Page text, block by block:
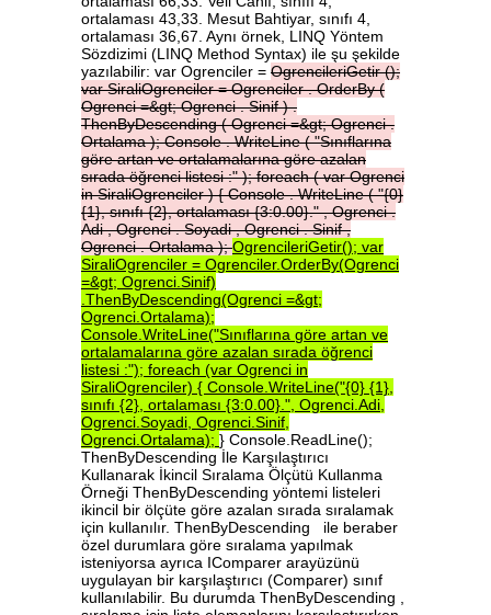
ortalaması 43,33. Mesut Bahtiyar, sınıfı 4,
ortalaması 36,67. Aynı örnek, LINQ Yöntem
Sözdizimi (LINQ Method Syntax) ile şu şekilde
yazılabilir: var Ogrenciler = OgrencileriGetir();
varSiraliOgrenciler=Ogrenciler.OrderBy(
Ogrenci=&gt;Ogrenci.Sinif).
ThenByDescending(Ogrenci=&gt;Ogrenci.
Ortalama);Console.WriteLine("Sınıflarına
göreartanveortalamalarınagöreazalan
sıradaöğrencilistesi:");foreach(varOgrenci
inSiraliOgrenciler){Console.WriteLine("{0}
{1},sınıfı{2},ortalaması{3:0.00}.",Ogrenci.
Adi,Ogrenci.Soyadi,Ogrenci.Sinif,
Ogrenci.Ortalama);OgrencileriGetir(); var
SiraliOgrenciler = Ogrenciler.OrderBy(Ogrenci
=&gt; Ogrenci.Sinif)
.ThenByDescending(Ogrenci =&gt;
Ogrenci.Ortalama);
Console.WriteLine("Sınıflarına göre artan ve
ortalamalarına göre azalan sırada öğrenci
listesi :"); foreach (var Ogrenci in
SiraliOgrenciler) { Console.WriteLine("{0} {1},
sınıfı {2}, ortalaması {3:0.00}.", Ogrenci.Adi,
Ogrenci.Soyadi, Ogrenci.Sinif,
Ogrenci.Ortalama); } Console.ReadLine();
ThenByDescending İle Karşılaştırıcı
Kullanarak İkincil Sıralama Ölçütü Kullanma
Örneği ThenByDescending yöntemi listeleri
ikincil bir ölçüte göre azalan sırada sıralamak
için kullanılır. ThenByDescending ile beraber
özel durumlara göre sıralama yapılmak
isteniyorsa ayrıca IComparer arayüzünü
uygulayan bir karşılaştırıcı (Comparer) sınıf
kullanılabilir. Bu durumda ThenByDescending ,